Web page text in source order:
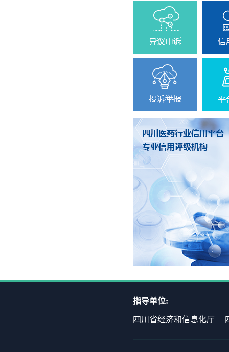
指导单位:
四川省经济和信息化厅